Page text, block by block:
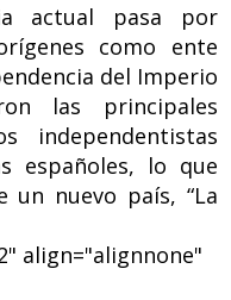
actual pasa por
como ente
del Imperio
las principales
independentistas
españoles, lo que
un nuevo país, “La
align="alignnone"